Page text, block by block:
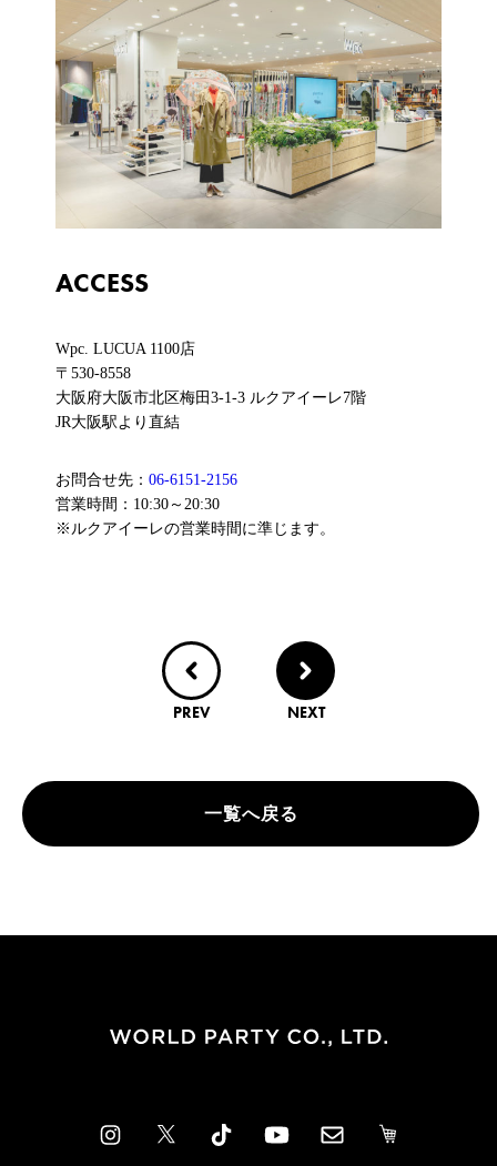
ACCESS
Wpc. LUCUA 1100店
〒530-8558
大阪府大阪市北区梅田3-1-3 ルクアイーレ7階
JR大阪駅より直結
お問合せ先： 06-6151-2156
営業時間：10:30～20:30
※ルクアイーレの営業時間に準じます。
PREV NEXT
一覧へ戻る